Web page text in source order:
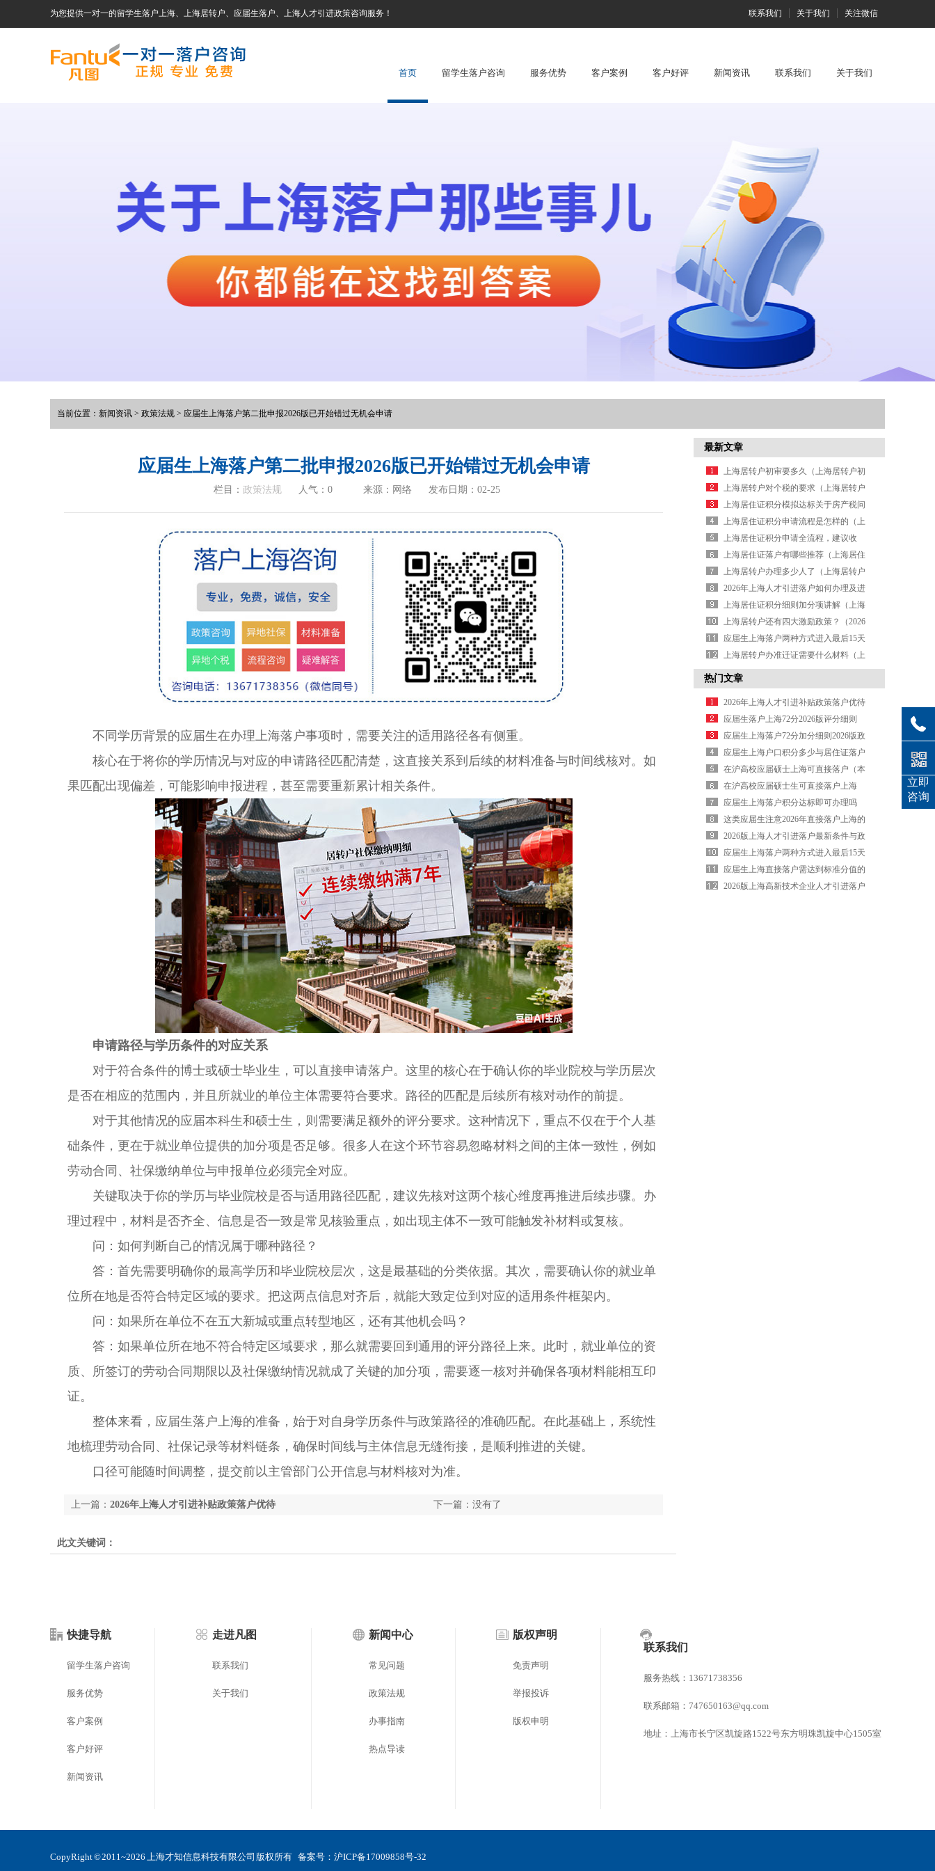
为您提供一对一的留学生落户上海、上海居转户、应届生落户、上海人才引进政策咨询服务！ 联系我们 关于我们 关注微信
首页 留学生落户咨询 服务优势 客户案例 客户好评 新闻资讯 联系我们 关于我们
当前位置： 新闻资讯 > 政策法规 > 应届生上海落户第二批申报2026版已开始错过无机会申请
应届生上海落户第二批申报2026版已开始错过无机会申请
栏目： 政策法规 人气： 0 来源：网络 发布日期：02-25
不同学历背景的应届生在办理上海落户事项时，需要关注的适用路径各有侧重。
核心在于将你的学历情况与对应的申请路径匹配清楚，这直接关系到后续的材料准备与时间线核对。如
果匹配出现偏差，可能影响申报进程，甚至需要重新累计相关条件。
申请路径与学历条件的对应关系
对于符合条件的博士或硕士毕业生，可以直接申请落户。这里的核心在于确认你的毕业院校与学历层次
是否在相应的范围内，并且所就业的单位主体需要符合要求。路径的匹配是后续所有核对动作的前提。
对于其他情况的应届本科生和硕士生，则需要满足额外的评分要求。这种情况下，重点不仅在于个人基
础条件，更在于就业单位提供的加分项是否足够。很多人在这个环节容易忽略材料之间的主体一致性，例如
劳动合同、社保缴纳单位与申报单位必须完全对应。
关键取决于你的学历与毕业院校是否与适用路径匹配，建议先核对这两个核心维度再推进后续步骤。办
理过程中，材料是否齐全、信息是否一致是常见核验重点，如出现主体不一致可能触发补材料或复核。
问：如何判断自己的情况属于哪种路径？
答：首先需要明确你的最高学历和毕业院校层次，这是最基础的分类依据。其次，需要确认你的就业单
位所在地是否符合特定区域的要求。把这两点信息对齐后，就能大致定位到对应的适用条件框架内。
问：如果所在单位不在五大新城或重点转型地区，还有其他机会吗？
答：如果单位所在地不符合特定区域要求，那么就需要回到通用的评分路径上来。此时，就业单位的资
质、所签订的劳动合同期限以及社保缴纳情况就成了关键的加分项，需要逐一核对并确保各项材料能相互印
证。
整体来看，应届生落户上海的准备，始于对自身学历条件与政策路径的准确匹配。在此基础上，系统性
地梳理劳动合同、社保记录等材料链条，确保时间线与主体信息无缝衔接，是顺利推进的关键。
口径可能随时间调整，提交前以主管部门公开信息与材料核对为准。
下一篇：没有了
上一篇： 2026年上海人才引进补贴政策落户优待
此文关键词：
最新文章
上海居转户初审要多久（上海居转户初
审通过等待审核要多久）
上海居转户对个税的要求（上海居转户
对个税缴纳有没有要求）
上海居住证积分模拟达标关于房产税问
题（上海居住证积分购房）
上海居住证积分申请流程是怎样的（上
海居住证积分申请办理流程）
上海居住证积分申请全流程，建议收
藏！（上海居住证积分怎么办理流程）
上海居住证落户有哪些推荐（上海居住
证落户有哪些推荐条件）
上海居转户办理多少人了（上海居转户
预审通过后还需多久）
2026年上海人才引进落户如何办理及进
度查询
上海居住证积分细则加分项讲解（上海
居住证积分条件）
上海居转户还有四大激励政策？（2026
年上海居转户政策 贴吧）
应届生上海落户两种方式进入最后15天
冲刺阶段
上海居转户办准迁证需要什么材料（上
海居转户准予迁入证明办理流程）
热门文章
2026年上海人才引进补贴政策落户优待
应届生落户上海72分2026版评分细则
应届生上海落户72分加分细则2026版政
策
应届生上海户口积分多少与居住证落户
截然不同
在沪高校应届硕士上海可直接落户（本
地高校应届硕士直接落户）
在沪高校应届硕士生可直接落户上海
（本地高校应届硕士直接安家）
应届生上海落户积分达标即可办理吗
（应届生积分达标即可落户吗）
这类应届生注意2026年直接落户上海的
机会不要错过
2026版上海人才引进落户最新条件与政
策
应届生上海落户两种方式进入最后15天
冲刺阶段
应届生上海直接落户需达到标准分值的
通知
2026版上海高新技术企业人才引进落户
快捷导航
留学生落户咨询
服务优势
客户案例
客户好评
新闻资讯
走进凡图
联系我们
关于我们
新闻中心
常见问题
政策法规
办事指南
热点导读
版权声明
免责声明
举报投诉
版权申明
联系我们
服务热线：13671738356
联系邮箱：747650163@qq.com
地址：上海市长宁区凯旋路1522号东方明珠凯旋中心1505室
CopyRight © 2011~2026 上海才知信息科技有限公司 版权所有 备案号： 沪ICP备17009858号-32
立即
咨询